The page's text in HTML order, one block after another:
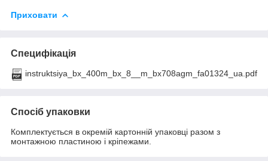
Приховати
Специфікація
instruktsiya_bx_400m_bx_8__m_bx708agm_fa01324_ua.pdf
Спосіб упаковки
Комплектується в окремій картонній упаковці разом з
монтажною пластиною і кріпежами.